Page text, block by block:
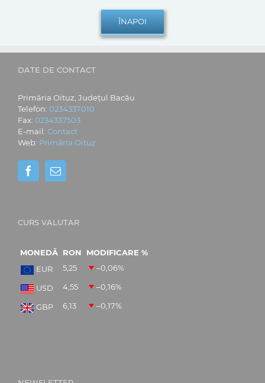
DATE DE CONTACT
Primăria Oituz, Județul Bacău
Telefon: 0234337010
Fax: 0234337503
E-mail: Contact
Web: Primăria Oituz
CURS VALUTAR
MONEDĂ RON
MODIFICARE %
EUR
5,25 –0,06%
USD 4,55 –0,16%
GBP 6,13 –0,17%